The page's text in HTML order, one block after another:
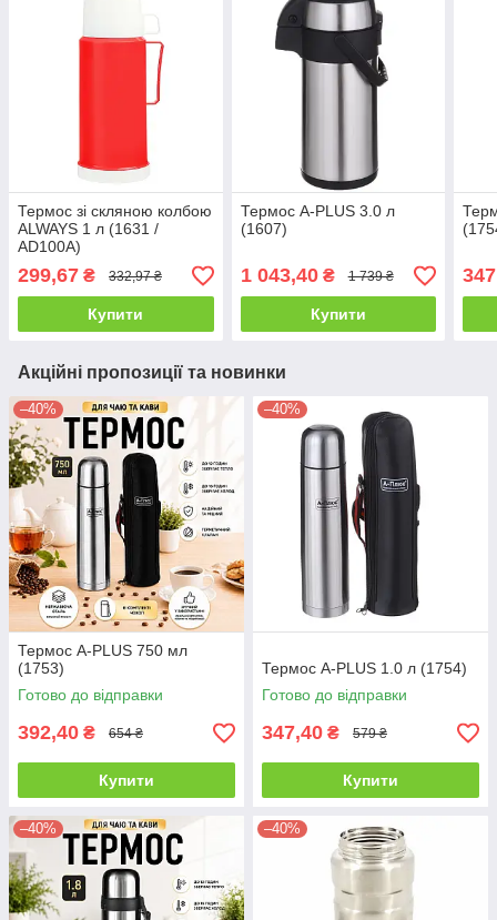
Термос зі скляною колбою
ALWAYS 1 л (1631 /
AD100A)
299,67 ₴ 332,97 ₴
Купити
Термос A-PLUS 3.0 л
(1607)
1 043,40₴ 1 739 ₴
Купити
Акційні пропозиції та новинки
–40%
Термос A-PLUS 750 мл
(1753)
Готово до відправки
392,40 ₴ 654 ₴
Купити
–40%
Термос A-PLUS 1.0 л (1754)
Готово до відправки
347,40 ₴ 579 ₴
Купити
–40% –40%